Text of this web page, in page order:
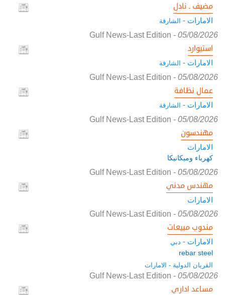
مضيف ـ نادل
الامارات - الشارقة
Gulf News-Last Edition - 05/08/2026
استيوارد
الامارات - الشارقة
Gulf News-Last Edition - 05/08/2026
عمال نظافة
الامارات - الشارقة
Gulf News-Last Edition - 05/08/2026
مهندسون
الامارات
كهرباء وميكانيكا
Gulf News-Last Edition - 05/08/2026
مهندس مدني
الامارات
Gulf News-Last Edition - 05/08/2026
مندوب مبيعات
الامارات - دبي
rebar steel
القريان الدولية - الامارات
Gulf News-Last Edition - 05/08/2026
مساعد اداري